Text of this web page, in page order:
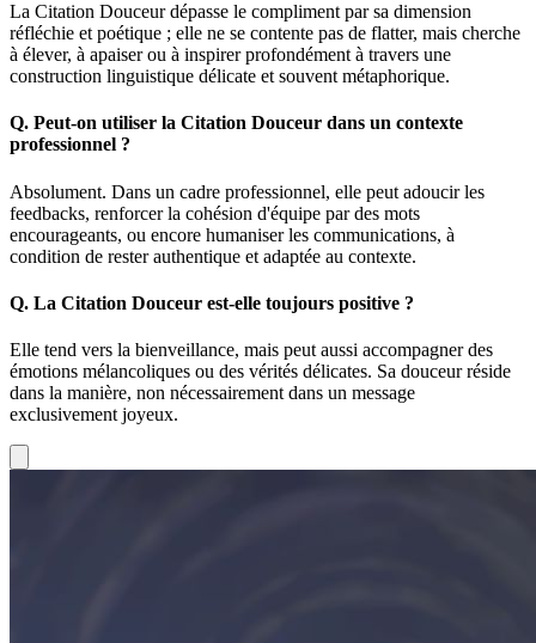
La Citation Douceur dépasse le compliment par sa dimension
réfléchie et poétique ; elle ne se contente pas de flatter, mais cherche
à élever, à apaiser ou à inspirer profondément à travers une
construction linguistique délicate et souvent métaphorique.
Q. Peut-on utiliser la Citation Douceur dans un contexte
professionnel ?
Absolument. Dans un cadre professionnel, elle peut adoucir les
feedbacks, renforcer la cohésion d'équipe par des mots
encourageants, ou encore humaniser les communications, à
condition de rester authentique et adaptée au contexte.
Q. La Citation Douceur est-elle toujours positive ?
Elle tend vers la bienveillance, mais peut aussi accompagner des
émotions mélancoliques ou des vérités délicates. Sa douceur réside
dans la manière, non nécessairement dans un message
exclusivement joyeux.